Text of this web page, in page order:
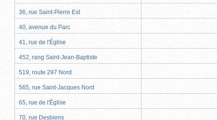
36, rue Saint-Pierre Est
40, avenue du Parc
41, rue de l'Église
452, rang Saint-Jean-Baptiste
519, route 297 Nord
565, rue Saint-Jacques Nord
65, rue de l'Église
70, rue Desbiens